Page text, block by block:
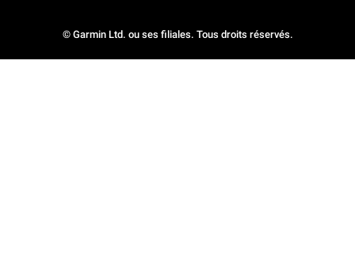
© Garmin Ltd. ou ses filiales. Tous droits réservés.